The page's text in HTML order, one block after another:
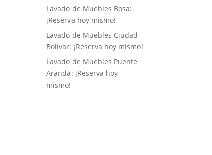
Lavado de Muebles Bosa:
¡Reserva hoy mismo!
Lavado de Muebles Ciudad
Bolívar: ¡Reserva hoy mismo!
Lavado de Muebles Puente
Aranda: ¡Reserva hoy
mismo!